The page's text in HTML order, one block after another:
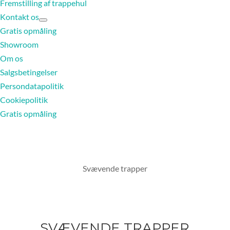
Fremstilling af trappehul
Kontakt os
Gratis opmåling
Showroom
Om os
Salgsbetingelser
Persondatapolitik
Cookiepolitik
Gratis opmåling
Svævende trapper